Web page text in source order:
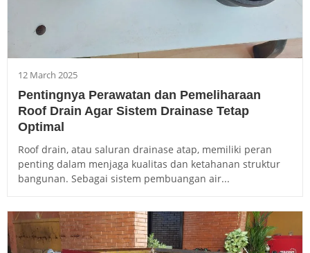
12 March 2025
Pentingnya Perawatan dan Pemeliharaan
Roof Drain Agar Sistem Drainase Tetap
Optimal
Roof drain, atau saluran drainase atap, memiliki peran
penting dalam menjaga kualitas dan ketahanan struktur
bangunan. Sebagai sistem pembuangan air...